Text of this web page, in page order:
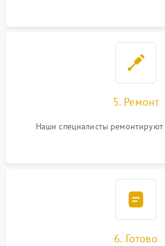
5. Ремонт
Наши специалисты
6. Готово